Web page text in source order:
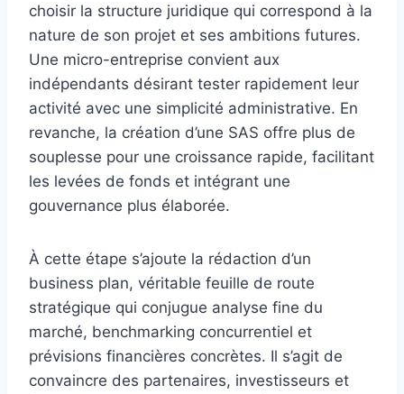
choisir la structure juridique qui correspond à la
nature de son projet et ses ambitions futures.
Une micro-entreprise convient aux
indépendants désirant tester rapidement leur
activité avec une simplicité administrative. En
revanche, la création d’une SAS offre plus de
souplesse pour une croissance rapide, facilitant
les levées de fonds et intégrant une
gouvernance plus élaborée.
À cette étape s’ajoute la rédaction d’un
business plan, véritable feuille de route
stratégique qui conjugue analyse fine du
marché, benchmarking concurrentiel et
prévisions financières concrètes. Il s’agit de
convaincre des partenaires, investisseurs et